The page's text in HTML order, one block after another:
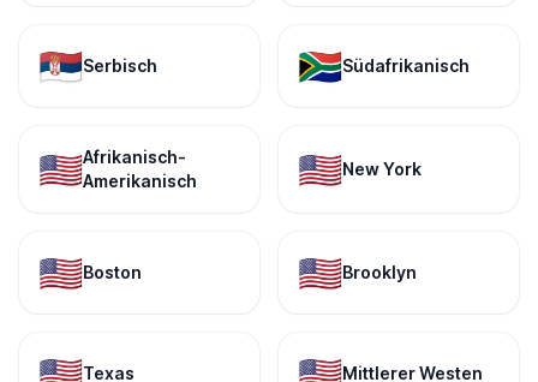
🇷🇸Serbisch 🇿🇦Südafrikanisch
🇺🇸Afrikanisch-
Amerikanisch
🇺🇸New York
🇺🇸Boston 🇺🇸Brooklyn
Texas Mittlerer Westen